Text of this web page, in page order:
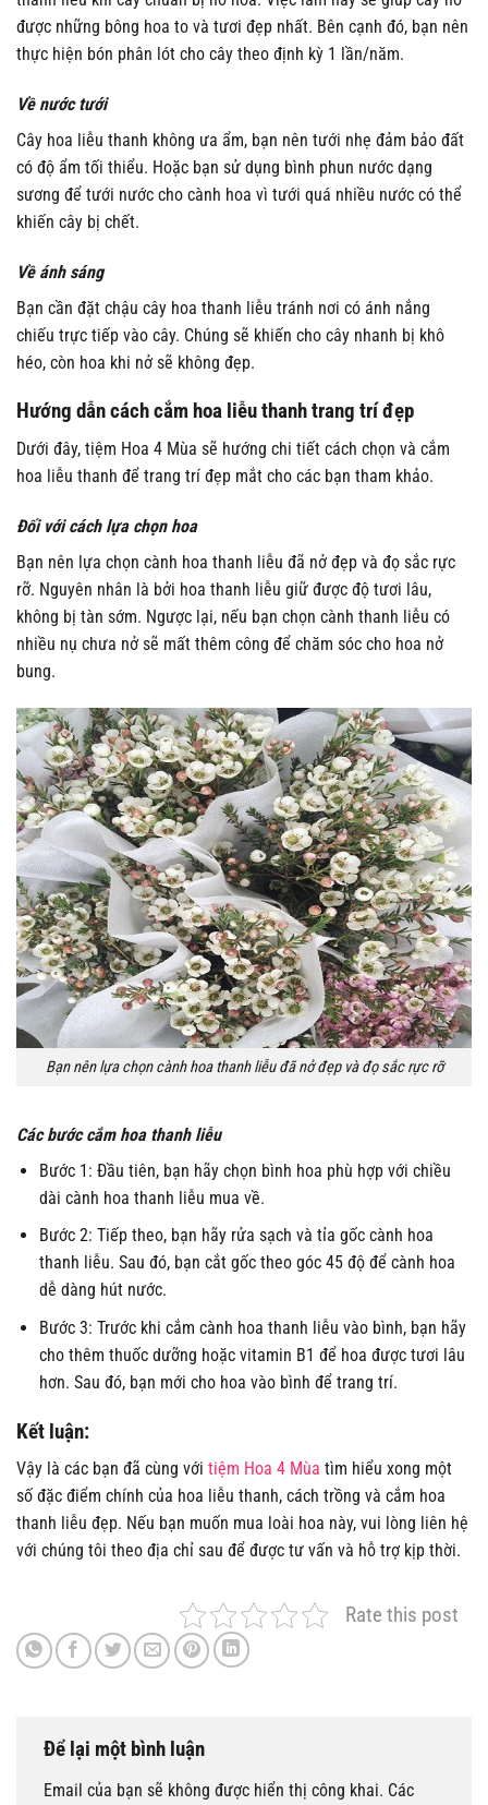
được những bông hoa to và tươi đẹp nhất. Bên cạnh đó, bạn nên
thực hiện bón phân lót cho cây theo định kỳ 1 lần/năm.
Về nước tưới
Cây hoa liễu thanh không ưa ẩm, bạn nên tưới nhẹ đảm bảo đất
có độ ẩm tối thiểu. Hoặc bạn sử dụng bình phun nước dạng
sương để tưới nước cho cành hoa vì tưới quá nhiều nước có thể
khiến cây bị chết.
Về ánh sáng
Bạn cần đặt chậu cây hoa thanh liễu tránh nơi có ánh nắng
chiếu trực tiếp vào cây. Chúng sẽ khiến cho cây nhanh bị khô
héo, còn hoa khi nở sẽ không đẹp.
Hướng dẫn cách cắm hoa liễu thanh trang trí đẹp
Dưới đây, tiệm Hoa 4 Mùa sẽ hướng chi tiết cách chọn và cắm
hoa liễu thanh để trang trí đẹp mắt cho các bạn tham khảo.
Đối với cách lựa chọn hoa
Bạn nên lựa chọn cành hoa thanh liễu đã nở đẹp và đọ sắc rực
rỡ. Nguyên nhân là bởi hoa thanh liễu giữ được độ tươi lâu,
không bị tàn sớm. Ngược lại, nếu bạn chọn cành thanh liễu có
nhiều nụ chưa nở sẽ mất thêm công để chăm sóc cho hoa nở
bung.
Bạn nên lựa chọn cành hoa thanh liễu đã nở đẹp và đọ sắc rực rỡ
Các bước cắm hoa thanh liễu
Bước 1: Đầu tiên, bạn hãy chọn bình hoa phù hợp với chiều
dài cành hoa thanh liễu mua về.
Bước 2: Tiếp theo, bạn hãy rửa sạch và tỉa gốc cành hoa
thanh liễu. Sau đó, bạn cắt gốc theo góc 45 độ để cành hoa
dễ dàng hút nước.
Bước 3: Trước khi cắm cành hoa thanh liễu vào bình, bạn hãy
cho thêm thuốc dưỡng hoặc vitamin B1 để hoa được tươi lâu
hơn. Sau đó, bạn mới cho hoa vào bình để trang trí.
Kết luận:
Vậy là các bạn đã cùng với tiệm Hoa 4 Mùa tìm hiểu xong một
số đặc điểm chính của hoa liễu thanh, cách trồng và cắm hoa
thanh liễu đẹp. Nếu bạn muốn mua loài hoa này, vui lòng liên hệ
với chúng tôi theo địa chỉ sau để được tư vấn và hỗ trợ kịp thời.
Rate this post
Để lại một bình luận
Email của bạn sẽ không được hiển thị công khai. Các